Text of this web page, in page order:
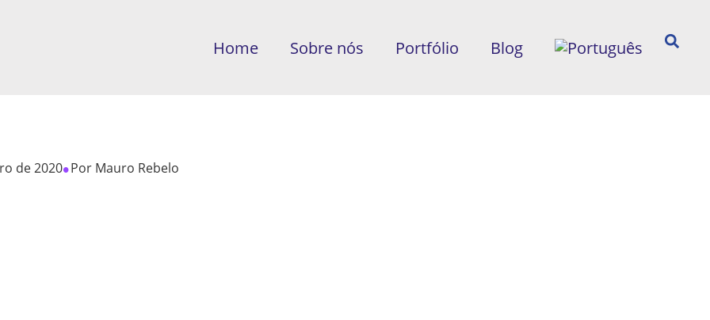
Home Sobre nós Portfólio Blog
de 2020•Por Mauro Rebelo